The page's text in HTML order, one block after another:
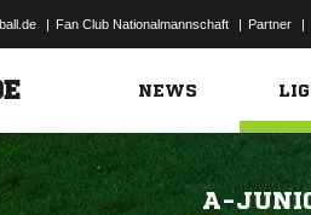
| Fan Club Nationalmannschaft | Partner |
NEWS
A-